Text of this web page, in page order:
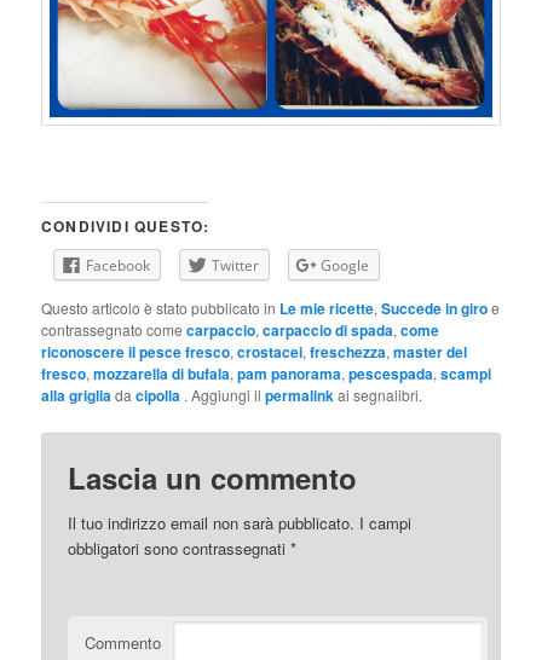
CONDIVIDI QUESTO:
Facebook Twitter Google
Questo articolo è stato pubblicato in Le mie ricette,Succede in giroe
contrassegnato comecarpaccio,carpaccio di spada,come
riconoscere il pesce fresco,crostacei,freschezza,master del
fresco,mozzarella di bufala,pam panorama,pescespada,scampi
alla grigliadacipolla . Aggiungi ilpermalinkai segnalibri.
Lascia un commento
Il tuo indirizzo email non sarà pubblicato. I campi
obbligatori sono contrassegnati*
Commento